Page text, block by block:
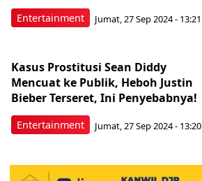
Entertainment Jumat, 27 Sep 2024 - 13:21
Entertainment
Kasus Prostitusi Sean Diddy
Mencuat ke Publik, Heboh Justin
Bieber Terseret, Ini Penyebabnya!
Jumat, 27 Sep 2024 - 13:20